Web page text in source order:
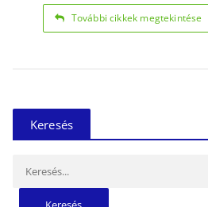
További cikkek megtekintése
Keresés